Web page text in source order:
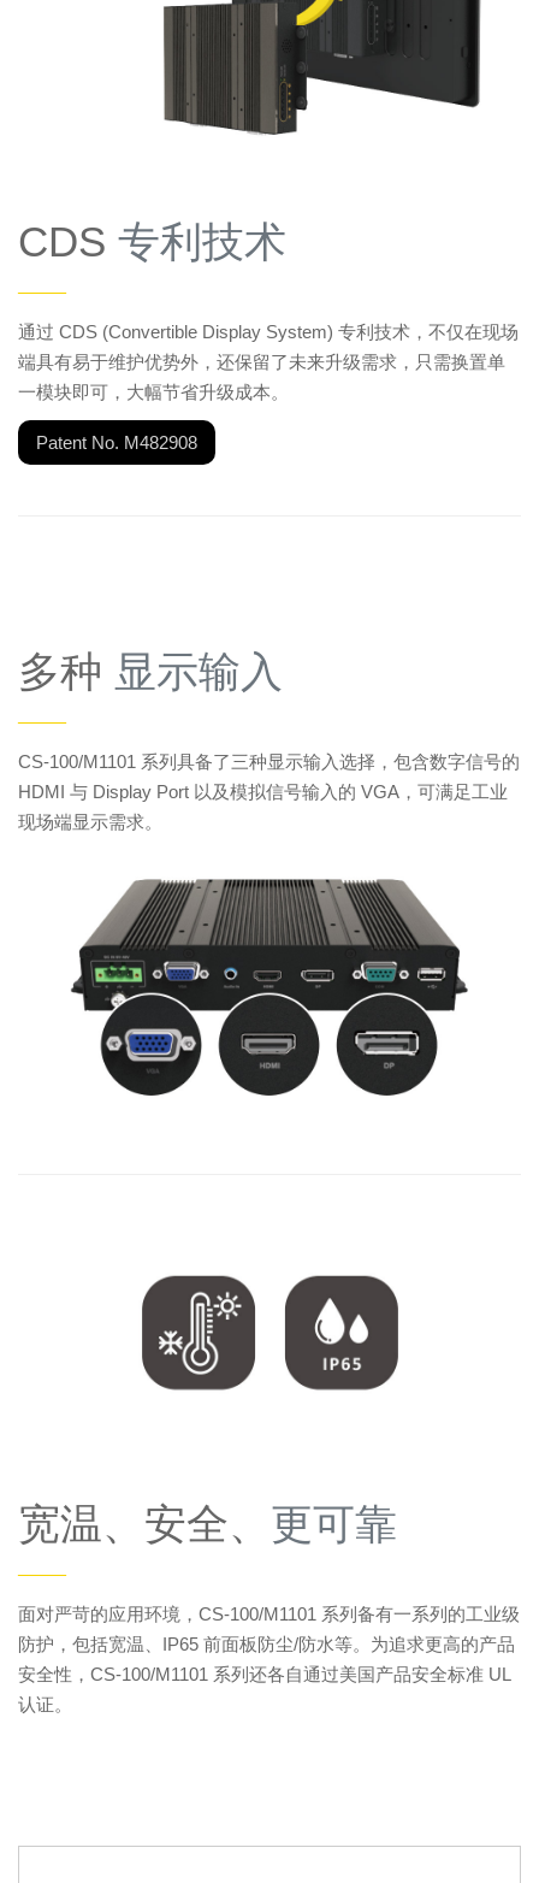
CDS 专利技术
——
通过 CDS (Convertible Display System) 专利技术，不仅在现场
端具有易于维护优势外，还保留了未来升级需求，只需换置单
一模块即可，大幅节省升级成本。
Patent No. M482908
多种 显示输入
——
CS-100/M1101 系列具备了三种显示输入选择，包含数字信号的
HDMI 与 Display Port 以及模拟信号输入的 VGA，可满足工业
现场端显示需求。
宽温、安全、 更可靠
——
面对严苛的应用环境，CS-100/M1101 系列备有一系列的工业级
防护，包括宽温、IP65 前面板防尘/防水等。为追求更高的产品
安全性，CS-100/M1101 系列还各自通过美国产品安全标准 UL
认证。